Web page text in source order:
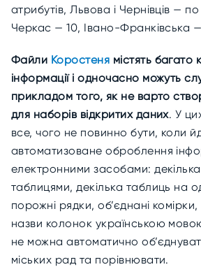
атрибутів, Львова і Чернівців — по
Черкас — 10, Івано-Франківська —
Файли Коростеня містять багато
інформації і одночасно можуть
прикладом того, як не варто
для наборів відкритих даних. У
все, чого не повинно бути, коли
автоматизоване оброблення
електронними засобами:
таблицями, декілька таблиць на
порожні рядки, об’єднані
назви колонок українською
не можна автоматично
міських рад та порівнювати.